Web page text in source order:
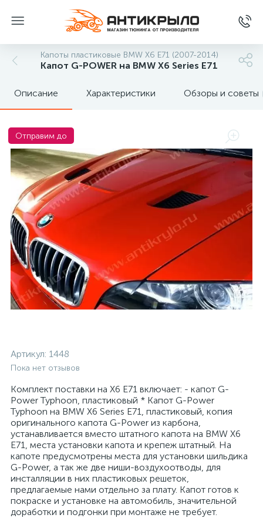
Капоты пластиковые BMW X6 E71 (2007-2014)
Капот G-POWER на BMW X6 Series E71
Описание Характеристики Обзоры и советы
Отправим до
Артикул: 1448
Пока нет отзывов
Комплект поставки на X6 E71 включает: - капот G-
Power Typhoon, пластиковый * Капот G-Power
Typhoon на BMW X6 Series E71, пластиковый, копия
оригинального капота G-Power из карбона,
устанавливается вместо штатного капота на BMW X6
E71, места установки капота и крепеж штатный. На
капоте предусмотрены места для установки шильдика
G-Power, а так же две ниши-воздухоотводы, для
инсталляции в них пластиковых решеток,
предлагаемые нами отдельно за плату. Капот готов к
покраске и установке на автомобиль, значительной
доработки и подгонки при монтаже не требует.